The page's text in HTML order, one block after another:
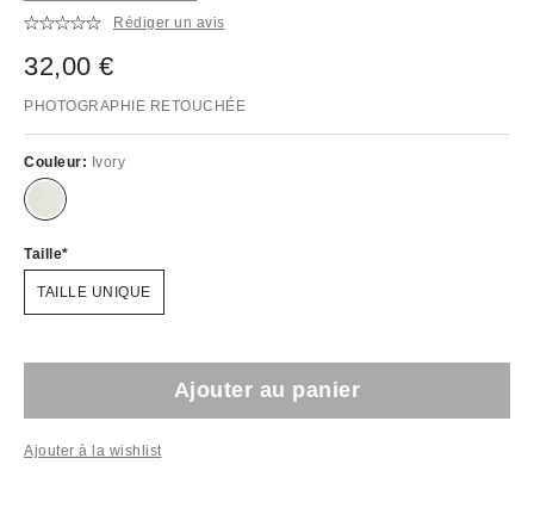
Rédiger un avis
32,00 €
PHOTOGRAPHIE RETOUCHÉE
Couleur: Ivory
Taille
TAILLE UNIQUE
Ajouter au panier
Ajouter à la wishlist